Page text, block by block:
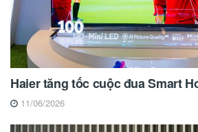
Haier tăng tốc cuộc đua Smart
11/06/2026